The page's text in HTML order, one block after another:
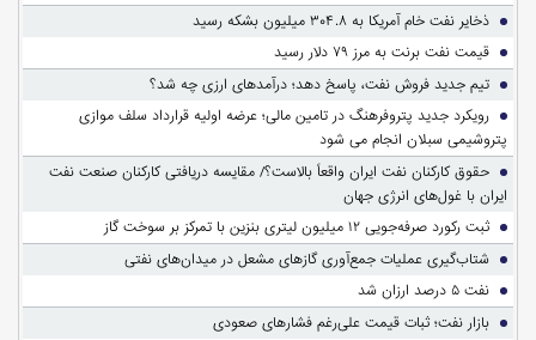
ذخایر نفت خام آمریکا به ۳۰۴.۸ میلیون بشکه رسید
قیمت نفت برنت به مرز ۷۹ دلار رسید
تیم جدید فروش نفت، پاسخ دهد؛ درآمدهای ارزی چه شد؟
رویکرد جدید پتروفرهنگ در تامین مالی؛ عرضه اولیه قرارداد سلف موازی
پتروشیمی سبلان انجام می شود
حقوق کارکنان نفت ایران واقعاً بالاست؟/ مقایسه دریافتی کارکنان صنعت نفت
ایران با غول‌های انرژی جهان
ثبت رکورد صرفه‌جویی ۱۲ میلیون لیتری بنزین با تمرکز بر سوخت گاز
شتاب‌گیری عملیات جمع‌آوری گازهای مشعل در میدان‌های نفتی
نفت ۵ درصد ارزان شد
بازار نفت؛ ثبات قیمت علی‌رغم فشارهای صعودی